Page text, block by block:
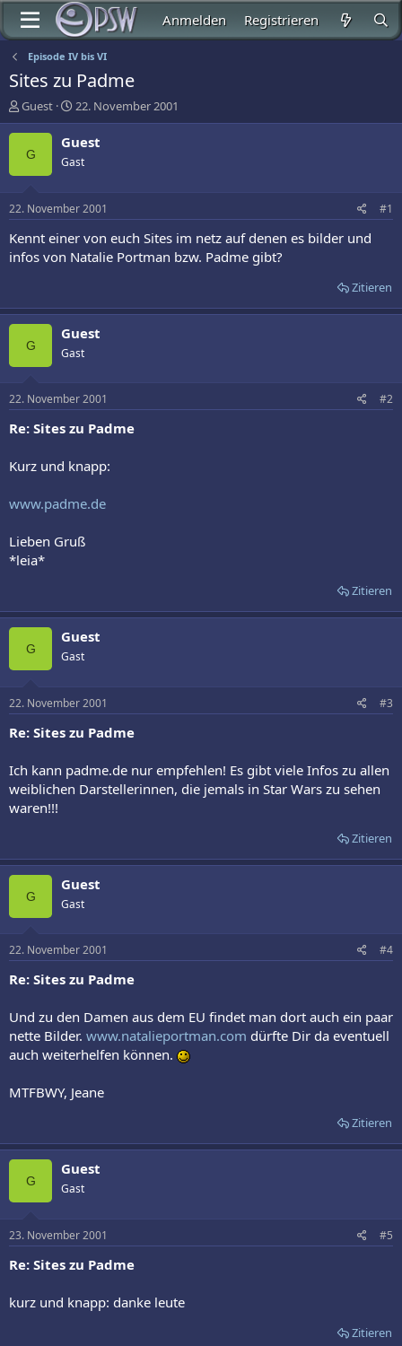
Anmelden Registrieren
Episode IV bis VI
Sites zu Padme
E
r
s
e
r
Guest
E
r
s
e
t
a
m
22. November 2001
G
Guest
Gast
22. November 2001 #1
Kennt einer von euch Sites im netz auf denen es bilder und
infos von Natalie Portman bzw. Padme gibt?
Zitieren
G
Guest
Gast
22. November 2001 #2
Re: Sites zu Padme
Kurz und knapp:
www.padme.de
Lieben Gruß
*leia*
Zitieren
G
Guest
Gast
22. November 2001 #3
Re: Sites zu Padme
Ich kann padme.de nur empfehlen! Es gibt viele Infos zu allen
weiblichen Darstellerinnen, die jemals in Star Wars zu sehen
waren!!!
Zitieren
G
Guest
Gast
22. November 2001 #4
Re: Sites zu Padme
Und zu den Damen aus dem EU findet man dort auch ein paar
nette Bilder. www.natalieportman.com dürfte Dir da eventuell
auch weiterhelfen können.
MTFBWY, Jeane
Zitieren
G
Guest
Gast
23. November 2001 #5
Re: Sites zu Padme
kurz und knapp: danke leute
Zitieren